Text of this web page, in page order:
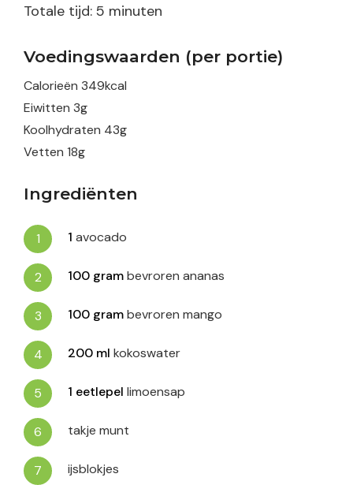
Totale tijd: 5 minuten
minuten
Voedingswaarden (per portie)
Calorieën 349kcal
Eiwitten 3g
Koolhydraten 43g
Vetten 18g
Ingrediënten
1 avocado
100 grambevroren ananas
100 grambevroren mango
200 ml kokoswater
1 eetlepel limoensap
takje munt
ijsblokjes